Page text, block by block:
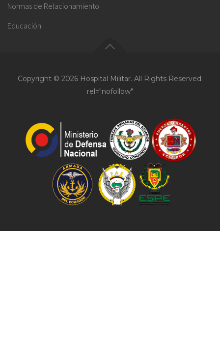
Normas de Relacionamiento
Educación
Copyright © 2026 Hospital Militar. All Rights Reserved.
rel="nofollow"